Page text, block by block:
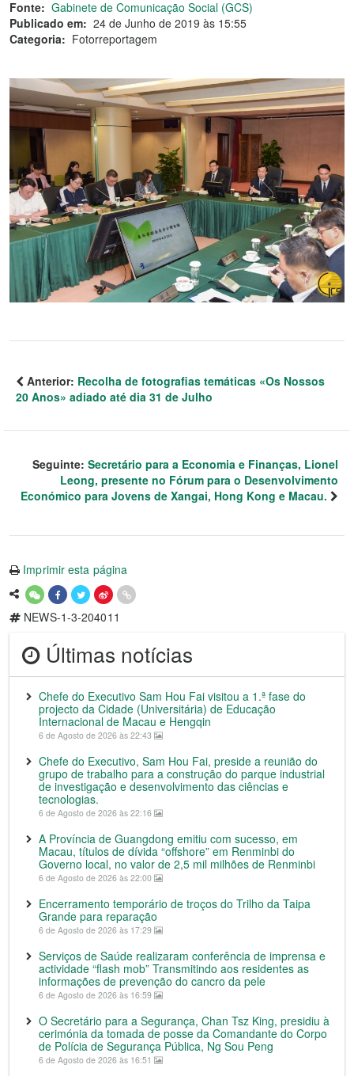
Fonte: Gabinete de Comunicação Social (GCS)
Publicado em: 24 de Junho de 2019 às 15:55
Categoria: Fotorreportagem
Anterior: Recolha de fotografias temáticas «Os Nossos
20 Anos» adiado até dia 31 de Julho
Seguinte: Secretário para a Economia e Finanças, Lionel
Leong, presente no Fórum para o Desenvolvimento
Económico para Jovens de Xangai, Hong Kong e Macau.
Imprimir esta página
NEWS-1-3-204011
Últimas notícias
Chefe do Executivo Sam Hou Fai visitou a 1.ª fase do
projecto da Cidade (Universitária) de Educação
Internacional de Macau e Hengqin
6 de Agosto de 2026 às 22:43
Chefe do Executivo, Sam Hou Fai, preside a reunião do
grupo de trabalho para a construção do parque industrial
de investigação e desenvolvimento das ciências e
tecnologias.
6 de Agosto de 2026 às 22:16
A Província de Guangdong emitiu com sucesso, em
Macau, títulos de dívida “offshore” em Renminbi do
Governo local, no valor de 2,5 mil milhões de Renminbi
6 de Agosto de 2026 às 22:00
Encerramento temporário de troços do Trilho da Taipa
Grande para reparação
6 de Agosto de 2026 às 17:29
Serviços de Saúde realizaram conferência de imprensa e
actividade “flash mob” Transmitindo aos residentes as
informações de prevenção do cancro da pele
6 de Agosto de 2026 às 16:59
O Secretário para a Segurança, Chan Tsz King, presidiu à
cerimónia da tomada de posse da Comandante do Corpo
de Polícia de Segurança Pública, Ng Sou Peng
6 de Agosto de 2026 às 16:51